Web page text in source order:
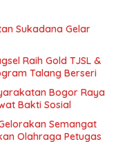
Sukadana Gelar
Raih Gold TJSL &
Talang Berseri
Bogor Raya
Bakti Sosial
Semangat
Olahraga Petugas